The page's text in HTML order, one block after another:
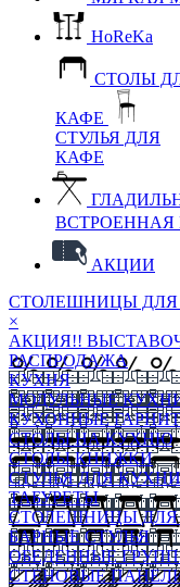
HoReKa
СТОЛЫ
КАФЕ
СТУЛЬЯ ДЛЯ
КАФЕ
ВСТРОЕННАЯ
АКЦИИ
СТОЛЕШНИЦЫ
×
АКЦИЯ!!
РАСПРОДАЖА
КУХНЯ
МОДУЛЬНЫЕ
КУХОННЫЕ
СТОЛЫ НА КУХНЮ
СТОЛЫ КНИЖКИ
СТУЛЬЯ ДЛЯ КУХНИ
ТАБУРЕТЫ
СТОЛЕШНИЦЫ
БАРНЫЕ СТУЛЬЯ
ОБЕДЕННЫЕ
СТЕНОВЫЕ